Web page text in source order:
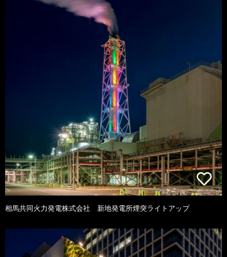
相馬共同火力発電株式会社 新地発電所煙突ライトアップ